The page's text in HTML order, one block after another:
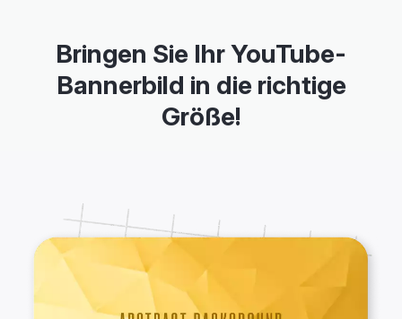
Bringen Sie Ihr YouTube-
Bannerbild in die richtige
Größe!